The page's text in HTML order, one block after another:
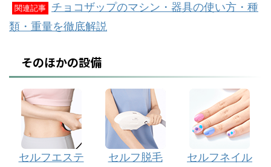
関連記事
チョコザップのマシン・器具の使い方・種
類・重量を徹底解説
そのほかの設備
セルフエステ セルフ脱毛 セルフネイル